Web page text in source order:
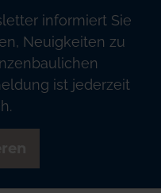
informiert Sie
Neuigkeiten zu
ist jederzeit